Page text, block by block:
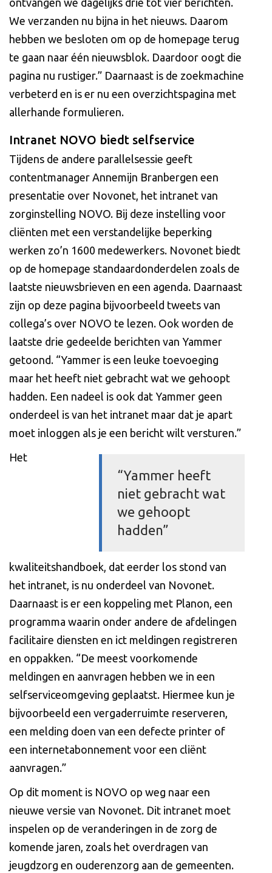
ontvangen we dagelijks drie tot vier berichten.
We verzanden nu bijna in het nieuws. Daarom
hebben we besloten om op de homepage terug
te gaan naar één nieuwsblok. Daardoor oogt die
pagina nu rustiger.” Daarnaast is de zoekmachine
verbeterd en is er nu een overzichtspagina met
allerhande formulieren.
Intranet NOVO biedt selfservice
Tijdens de andere parallelsessie geeft
contentmanager Annemijn Branbergen een
presentatie over Novonet, het intranet van
zorginstelling NOVO. Bij deze instelling voor
cliënten met een verstandelijke beperking
werken zo’n 1600 medewerkers. Novonet biedt
op de homepage standaardonderdelen zoals de
laatste nieuwsbrieven en een agenda. Daarnaast
zijn op deze pagina bijvoorbeeld tweets van
collega’s over NOVO te lezen. Ook worden de
laatste drie gedeelde berichten van Yammer
getoond. “Yammer is een leuke toevoeging
maar het heeft niet gebracht wat we gehoopt
hadden. Een nadeel is ook dat Yammer geen
onderdeel is van het intranet maar dat je apart
moet inloggen als je een bericht wilt versturen.”
“Yammer heeft
niet gebracht wat
we gehoopt
hadden”
Het
kwaliteitshandboek, dat eerder los stond van
het intranet, is nu onderdeel van Novonet.
Daarnaast is er een koppeling met Planon, een
programma waarin onder andere de afdelingen
facilitaire diensten en ict meldingen registreren
en oppakken. “De meest voorkomende
meldingen en aanvragen hebben we in een
selfserviceomgeving geplaatst. Hiermee kun je
bijvoorbeeld een vergaderruimte reserveren,
een melding doen van een defecte printer of
een internetabonnement voor een cliënt
aanvragen.”
Op dit moment is NOVO op weg naar een
nieuwe versie van Novonet. Dit intranet moet
inspelen op de veranderingen in de zorg de
komende jaren, zoals het overdragen van
jeugdzorg en ouderenzorg aan de gemeenten.